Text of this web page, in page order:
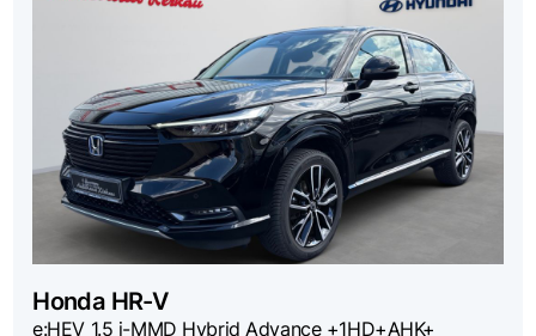
Honda HR-V
e:HEV 1.5 i-MMD Hybrid Advance +1HD+AHK+